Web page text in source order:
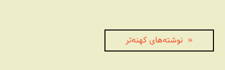
راهبرینوشته‌های کهنه‌تر